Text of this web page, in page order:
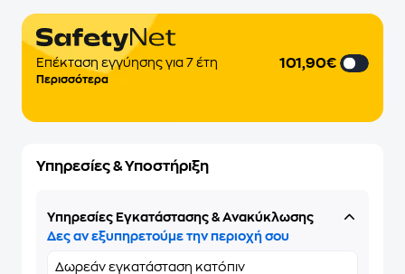
Επέκταση εγγύησης για 7 έτη
Περισσότερα
101,90€
Υπηρεσίες & Υποστήριξη
Υπηρεσίες Εγκατάστασης & Ανακύκλωσης
Δες αν εξυπηρετούμε την περιοχή σου
Δωρεάν εγκατάσταση κατόπιν